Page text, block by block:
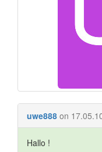
uwe888 on
Hallo !